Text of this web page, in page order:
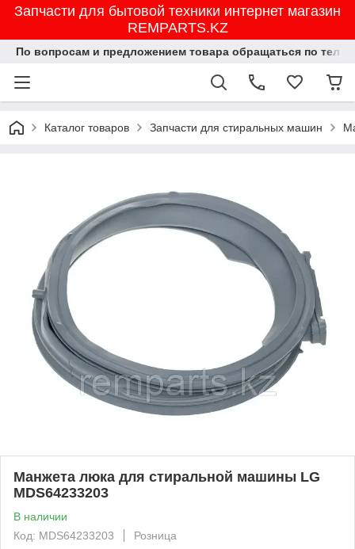
Запчасти для бытовой техники интернет магазин
REMPARTS.KZ
По вопросам и предложением товара обращаться по
Каталог товаров Запчасти для стиральных машин
Манжета люка для стиральной машины LG
MDS64233203
В наличии
Код: MDS64233203
Розница